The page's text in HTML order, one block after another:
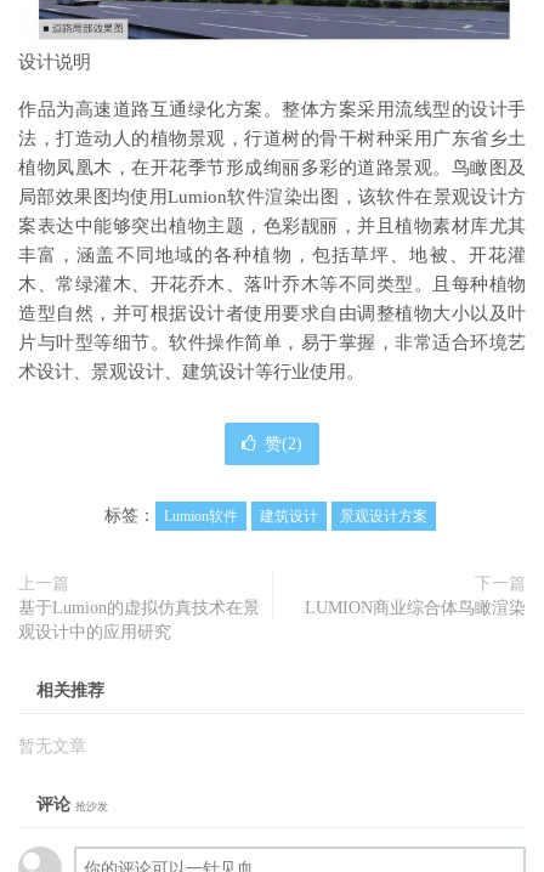
设计说明
作品为高速道路互通绿化方案。整体方案采用流线型的设计手
法，打造动人的植物景观，行道树的骨干树种采用广东省乡土
植物凤凰木，在开花季节形成绚丽多彩的道路景观。鸟瞰图及
局部效果图均使用Lumion软件渲染出图，该软件在景观设计方
案表达中能够突出植物主题，色彩靓丽，并且植物素材库尤其
丰富，涵盖不同地域的各种植物，包括草坪、地被、开花灌
木、常绿灌木、开花乔木、落叶乔木等不同类型。且每种植物
造型自然，并可根据设计者使用要求自由调整植物大小以及叶
片与叶型等细节。软件操作简单，易于掌握，非常适合环境艺
术设计、景观设计、建筑设计等行业使用。
赞(2)
标签： Lumion软件 建筑设计 景观设计方案
上一篇
基于Lumion的虚拟仿真技术在景
观设计中的应用研究
下一篇
LUMION商业综合体鸟瞰渲染
相关推荐
暂无文章
评论 抢沙发